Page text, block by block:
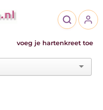
voeg je hartenkreet toe